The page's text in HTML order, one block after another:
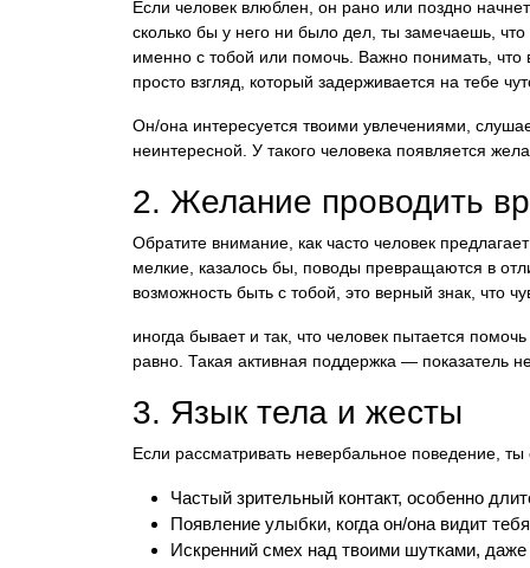
Если человек влюблен, он рано или поздно
сколько бы у него ни было дел, ты замечаешь,
именно с тобой или помочь. Важно понимать,
просто взгляд, который задерживается на тебе
Он/она интересуется твоими увлечениями,
неинтересной. У такого человека появляется
2. Желание проводить
Обратите внимание, как часто человек
мелкие, казалось бы, поводы превращаются в
возможность быть с тобой, это верный знак, что
иногда бывает и так, что человек пытается
равно. Такая активная поддержка — показатель
3. Язык тела и жесты
Если рассматривать невербальное поведение,
Частый зрительный контакт, особенно
Появление улыбки, когда он/она видит
Искренний смех над твоими шутками,